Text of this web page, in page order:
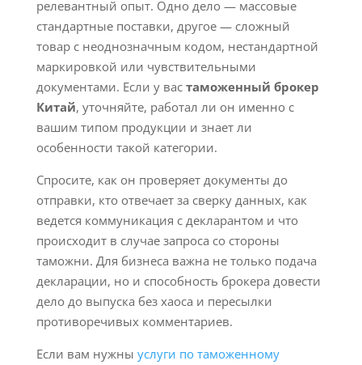
релевантный опыт. Одно дело — массовые
стандартные поставки, другое — сложный
товар с неоднозначным кодом, нестандартной
маркировкой или чувствительными
документами. Если у вас таможенный брокер
Китай, уточняйте, работал ли он именно с
вашим типом продукции и знает ли
особенности такой категории.
Спросите, как он проверяет документы до
отправки, кто отвечает за сверку данных, как
ведется коммуникация с декларантом и что
происходит в случае запроса со стороны
таможни. Для бизнеса важна не только подача
декларации, но и способность брокера довести
дело до выпуска без хаоса и пересылки
противоречивых комментариев.
Если вам нужны услуги по таможенному